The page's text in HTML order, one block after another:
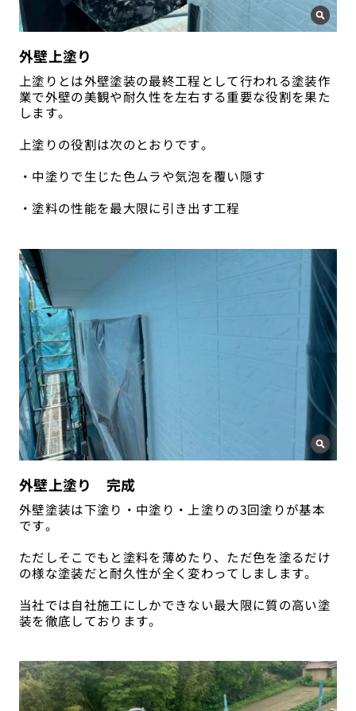
外壁上塗り
上塗りとは外壁塗装の最終工程として行われる塗装作
業で外壁の美観や耐久性を左右する重要な役割を果た
します。
上塗りの役割は次のとおりです。
・中塗りで生じた色ムラや気泡を覆い隠す
・塗料の性能を最大限に引き出す工程
外壁上塗り 完成
外壁塗装は下塗り・中塗り・上塗りの3回塗りが基本
です。
ただしそこでもと塗料を薄めたり、ただ色を塗るだけ
の様な塗装だと耐久性が全く変わってしまします。
当社では自社施工にしかできない最大限に質の高い塗
装を徹底しております。